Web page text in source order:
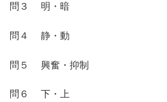
問３ 明・暗
問４ 静・動
問５ 興奮・抑制
問６ 下・上